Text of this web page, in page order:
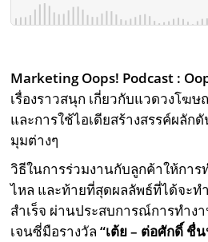
Marketing Oops! Podcast :
เรื่องราวสนุก เกี่ยวกับแวดวงโฆ
และการใช้ไอเดียสร้างสรรค์ผลัก
มุมต่างๆ
วิธีในการร่วมงานกับลูกค้าให้กา
ไหล และท้ายที่สุดผลลัพธ์ที่ได้จะท
สำเร็จ ผ่านประสบการณ์การทำง
เจนซี่มือรางวัล“เต้ย – ต่อศักดิ์ ชื่